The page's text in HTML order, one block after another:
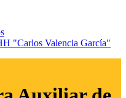
"Carlos Valencia García"